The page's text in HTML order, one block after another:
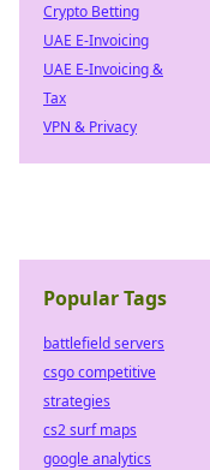
Crypto Betting
UAE E-Invoicing
UAE E-Invoicing &
Tax
VPN & Privacy
Popular Tags
battlefield servers
csgo competitive
strategies
cs2 surf maps
google analytics